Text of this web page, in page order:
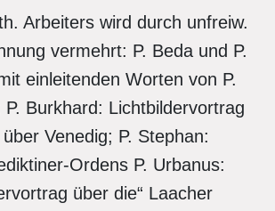
Arbeiters wird durch unfreiw.
vermehrt: P. Beda und P.
einleitenden Worten von P.
Burkhard: Lichtbildervortrag
Venedig; P. Stephan:
Ordens P. Urbanus:
über die“ Laacher